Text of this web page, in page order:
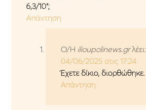
6,3/10”;
Απάντηση
Ο/Η ilioupolinews.gr λέει:
04/06/2025 στις 17:24
Έχετε δίκιο, διορθώθηκε.
Απάντηση